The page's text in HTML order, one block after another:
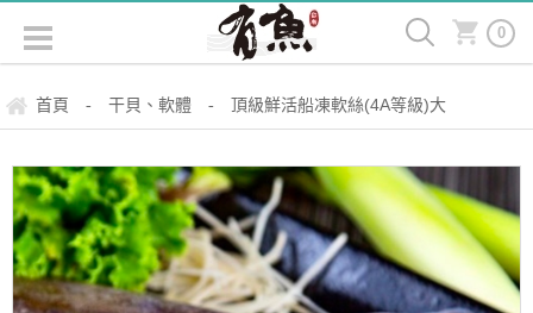
0
首頁 - 干貝、軟體 - 頂級鮮活船凍軟絲(4A等級)大